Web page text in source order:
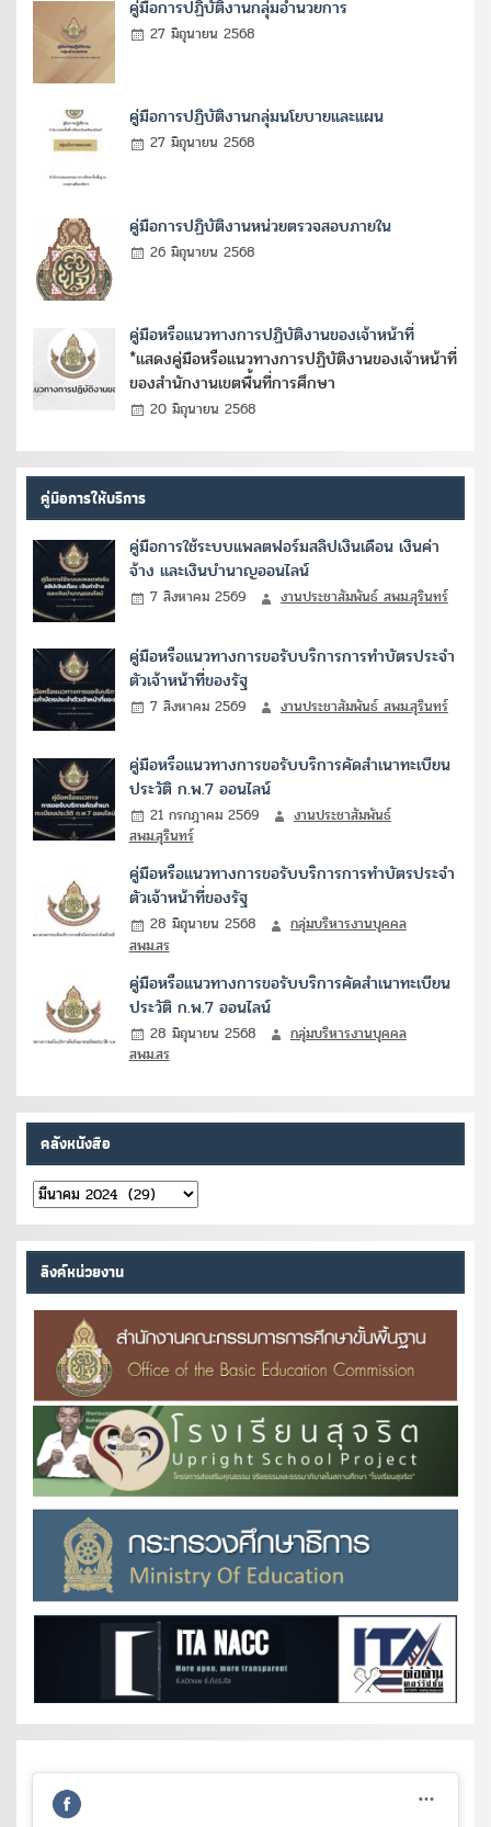
คู่มือการปฏิบัติงานกลุ่มอำนวยการ
27 มิถุนายน 2568
คู่มือการปฏิบัติงานกลุ่มนโยบายและแผน
27 มิถุนายน 2568
คู่มือการปฏิบัติงานหน่วยตรวจสอบภายใน
26 มิถุนายน 2568
คู่มือหรือแนวทางการปฏิบัติงานของเจ้าหน้าที่
*แสดงคู่มือหรือแนวทางการปฏิบัติงานของเจ้าหน้าที่
ของสำนักงานเขตพื้นที่การศึกษา
20 มิถุนายน 2568
คู่มือการให้บริการ
คู่มือการใช้ระบบแพลตฟอร์มสลิปเงินเดือน เงินค่า
จ้าง และเงินบำนาญออนไลน์
7 สิงหาคม 2569 งานประชาสัมพันธ์ สพม.สุรินทร์
คู่มือหรือแนวทางการขอรับบริการการทำบัตรประจำ
ตัวเจ้าหน้าที่ของรัฐ
7 สิงหาคม 2569 งานประชาสัมพันธ์ สพม.สุรินทร์
คู่มือหรือแนวทางการขอรับบริการคัดสำเนาทะเบียน
ประวัติ ก.พ.7 ออนไลน์
21 กรกฎาคม 2569
งานประชาสัมพันธ์
สพม.สุรินทร์
คู่มือหรือแนวทางการขอรับบริการการทำบัตรประจำ
ตัวเจ้าหน้าที่ของรัฐ
28 มิถุนายน 2568
กลุ่มบริหารงานบุคคล
สพม.สร
คู่มือหรือแนวทางการขอรับบริการคัดสำเนาทะเบียน
ประวัติ ก.พ.7 ออนไลน์
28 มิถุนายน 2568
กลุ่มบริหารงานบุคคล
สพม.สร
คลังหนังสือ
คลัง
หนังสือ
ลิงค์หน่วยงาน